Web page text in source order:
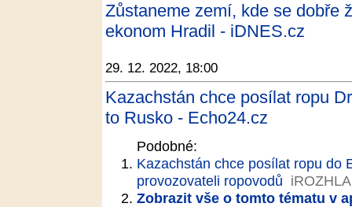
Zůstaneme zemí, kde se dobře
ekonom Hradil - iDNES.cz
29. 12. 2022, 18:00
Kazachstán chce posílat ropu
to Rusko - Echo24.cz
Podobné:
Kazachstán chce posílat ropu do
provozovateli ropovodů
Zobrazit vše o tomto tématu v